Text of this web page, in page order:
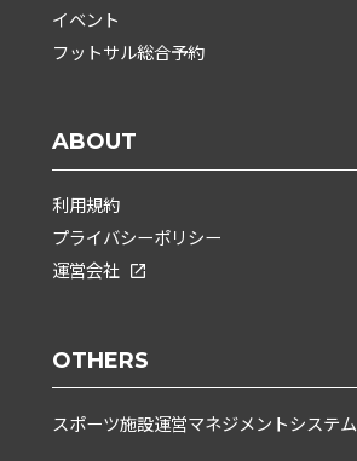
イベント
フットサル総合予約
ABOUT
利用規約
プライバシーポリシー
運営会社
OTHERS
スポーツ施設運営マネジメントシステム